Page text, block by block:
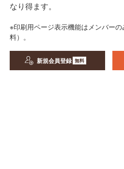
なり得ます。
※印刷用ページ表示機能はメンバー
料）。
新規会員登録 無料